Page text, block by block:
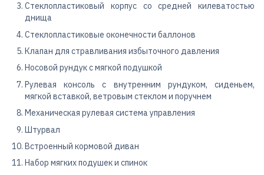
Стеклопластиковый корпус со средней килеватостью
днища
Стеклопластиковые оконечности баллонов
Клапан для стравливания избыточного давления
Носовой рундук с мягкой подушкой
Рулевая консоль с внутренним рундуком, сиденьем,
мягкой вставкой, ветровым стеклом и поручнем
Механическая рулевая система управления
Штурвал
Встроенный кормовой диван
Набор мягких подушек и спинок